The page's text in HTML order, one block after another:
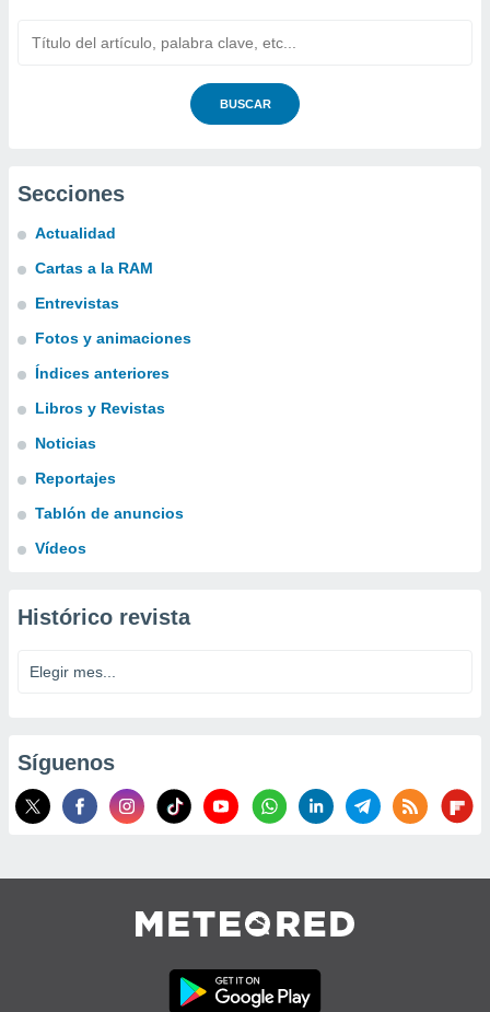
BUSCAR
Secciones
Actualidad
Cartas a la RAM
Entrevistas
Fotos y animaciones
Índices anteriores
Libros y Revistas
Noticias
Reportajes
Tablón de anuncios
Vídeos
Histórico revista
Síguenos